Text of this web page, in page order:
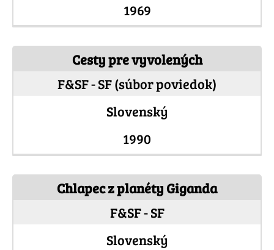
1969
Cesty pre vyvolených
F&SF - SF (súbor poviedok)
Slovenský
1990
Chlapec z planéty Giganda
F&SF - SF
Slovenský